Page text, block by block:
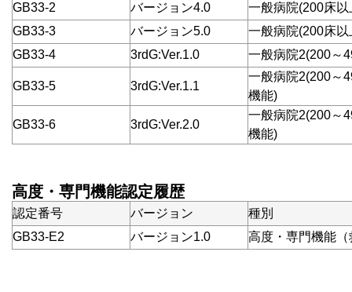
GB33-2
バージョン4.0
一般病院(200床
GB33-3
バージョン5.0
一般病院(200床
GB33-4
3rdG:Ver.1.0 一般病院2(200～
GB33-5 3rdG:Ver.1.1
一般病院2(200～
機能)
GB33-6 3rdG:Ver.2.0
一般病院2(200～
機能)
高度・専門機能認定履歴
認定番号 バージョン
種別
GB33-E2
バージョン1.0 高度・専門機能